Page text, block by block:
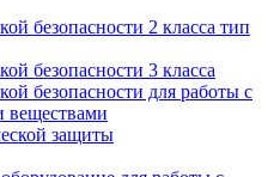
безопасности 2 класса тип
безопасности 3 класса
безопасности для работы с
веществами
защиты